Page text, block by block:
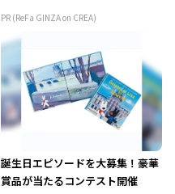
PR (ReFa GINZA on CREA)
誕生日エピソードを大募集！豪華
賞品が当たるコンテスト開催